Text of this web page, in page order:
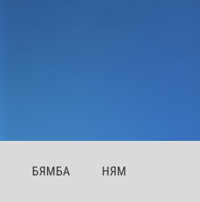
БЯМБА НЯМ